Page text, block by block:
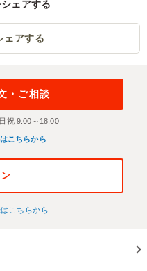
ェアする
ェアする
・ご相談
祝 9:00～18:00
こちらから
こちらから